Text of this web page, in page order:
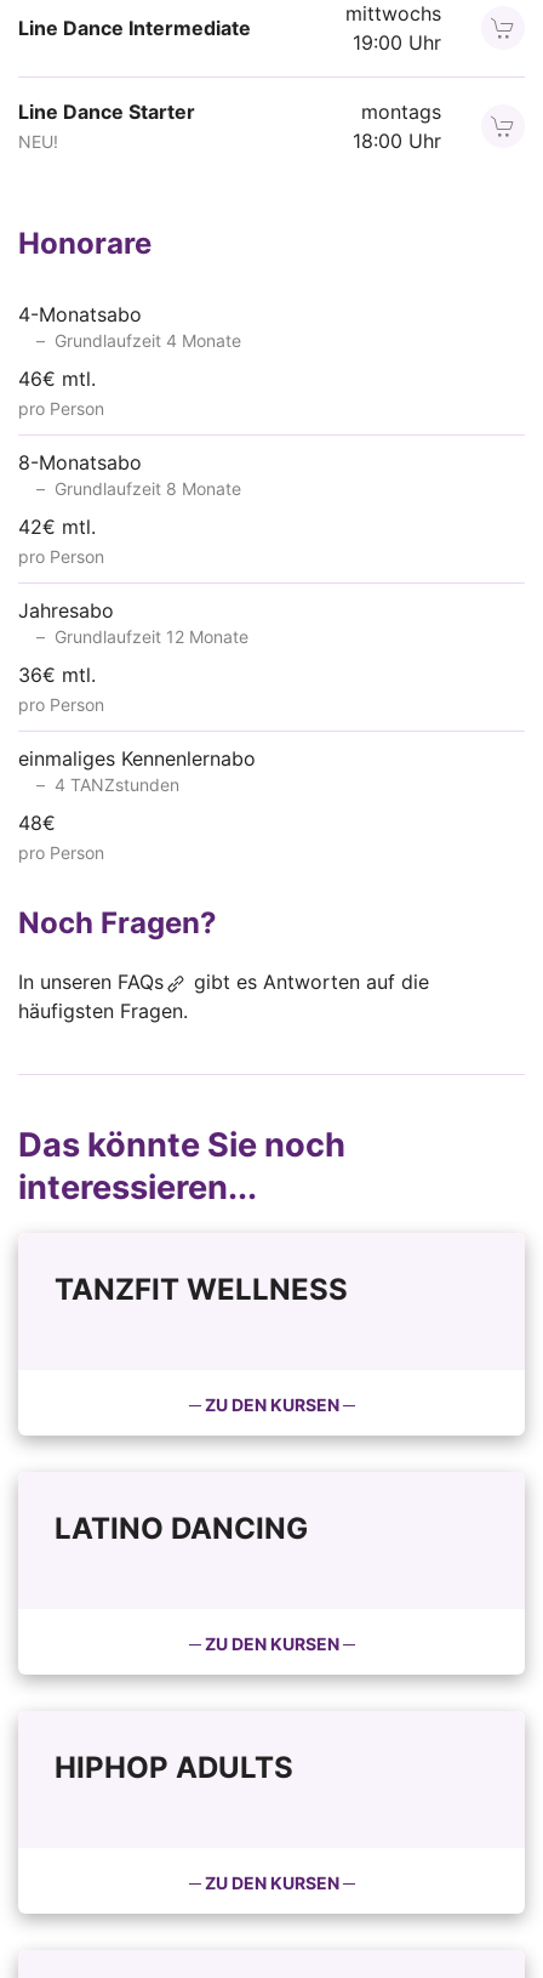
Line Dance Intermediate
mittwochs
19:00 Uhr
Line Dance Starter
NEU!
montags
18:00 Uhr
Honorare
4-Monatsabo
Grundlaufzeit 4 Monate
46€ mtl.
pro Person
8-Monatsabo
Grundlaufzeit 8 Monate
42€ mtl.
pro Person
Jahresabo
Grundlaufzeit 12 Monate
36€ mtl.
pro Person
einmaliges Kennenlernabo
4 TANZstunden
48€
pro Person
Noch Fragen?
In unseren FAQs
gibt es Antworten auf die
häufigsten Fragen.
Das könnte Sie noch
interessieren...
TANZFIT WELLNESS
─ ZU DEN KURSEN ─
LATINO DANCING
─ ZU DEN KURSEN ─
HIPHOP ADULTS
─ ZU DEN KURSEN ─